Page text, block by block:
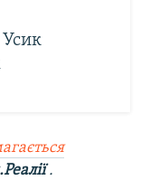
Усик
.